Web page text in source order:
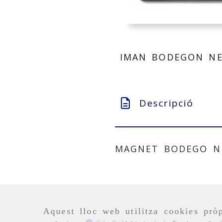
Aquest lloc web utilitza cookies
IMAN BODEGON
Descripció
MAGNET BODEGO